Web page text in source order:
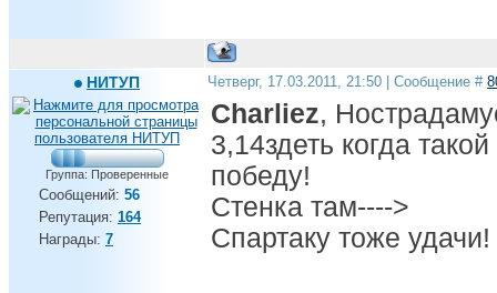
НИТУП
Группа: Проверенные
Сообщений: 56
Репутация: 164
Награды: 7
Четверг, 17.03.2011, 21:50 | Сообщение #
Charliez,
3,14здеть когда
победу!
Стенка там---->
Спартаку тоже удачи!